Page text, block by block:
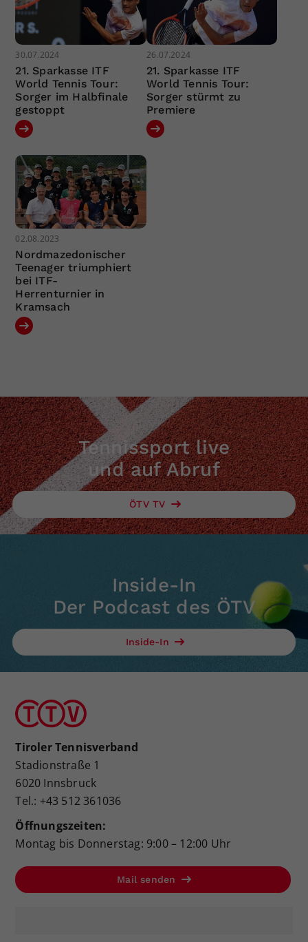
30.07.2024
21. Sparkasse ITF
World Tennis Tour:
Sorger im Halbfinale
gestoppt
26.07.2024
21. Sparkasse ITF
World Tennis Tour:
Sorger stürmt zu
Premiere
02.08.2023
Nordmazedonischer
Teenager triumphiert
bei ITF-
Herrenturnier in
Kramsach
Tennissport live
und auf Abruf
ÖTV TV
Inside-In
Der Podcast des ÖTV
Inside-In
Tiroler Tennisverband
Stadionstraße 1
6020 Innsbruck
Tel.: +43 512 361036
Öffnungszeiten:
Montag bis Donnerstag: 9:00 – 12:00 Uhr
Mail senden